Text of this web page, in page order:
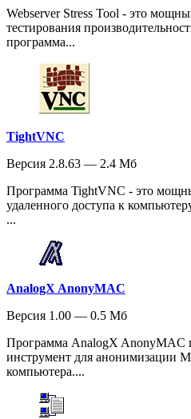
Webserver Stress Tool - это
тестирования
программа...
TightVNC
Версия 2.8.63 — 2.4 Мб
Программа TightVNC - это
удаленного доступа к
...
AnalogX AnonyMAC
Версия 1.00 — 0.5 Мб
Программа AnalogX AnonyMAC
инструмент для анонимизации
компьютера....